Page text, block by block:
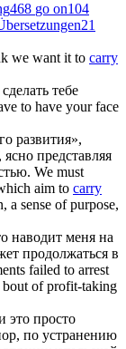
468 go on104
21
we want it to carry
тебе
to have your face
развития»,
представляя
We must
aim to carry
sense of purpose,
наводит меня на
продолжаться в
failed to arrest
bout of profit-taking
это просто
по устранению